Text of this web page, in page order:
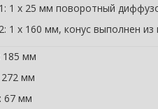
1 x 25 мм поворотный
1 х 160 мм, конус выполнен из
мм
мм
67 мм